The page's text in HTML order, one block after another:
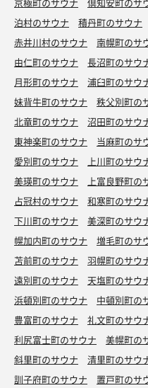
泊村のサウナ
積丹町のサウナ
赤井川村のサウナ
南幌町のサ
由仁町のサウナ
長沼町のサウ
月形町のサウナ
浦臼町のサウ
妹背牛町のサウナ
秩父別町の
北竜町のサウナ
沼田町のサウ
東神楽町のサウナ
当麻町のサ
愛別町のサウナ
上川町のサウ
美瑛町のサウナ
上富良野町の
占冠村のサウナ
和寒町のサウ
下川町のサウナ
美深町のサウ
幌加内町のサウナ
増毛町のサ
苫前町のサウナ
羽幌町のサウ
遠別町のサウナ
天塩町のサウ
浜頓別町のサウナ
中頓別町の
豊富町のサウナ
礼文町のサウ
利尻富士町のサウナ
美幌町の
斜里町のサウナ
清里町のサウ
訓子府町のサウナ
置戸町のサ